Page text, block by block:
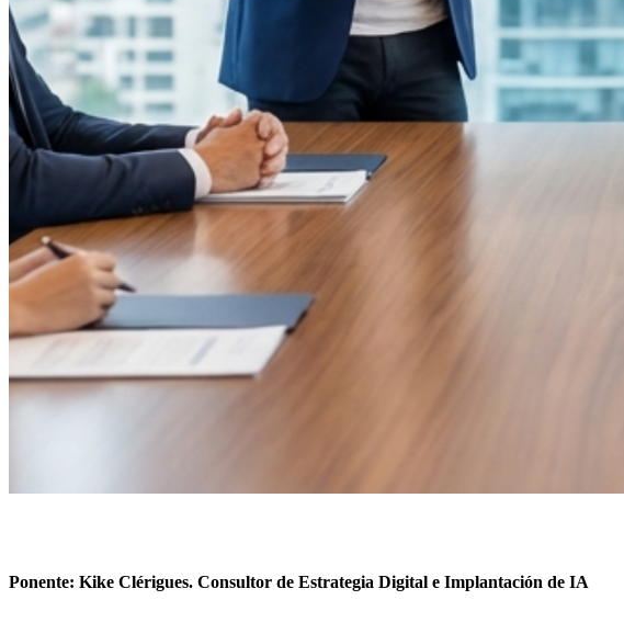
Ponente: Kike Clérigues. Consultor de Estrategia Digital e Implantación de IA